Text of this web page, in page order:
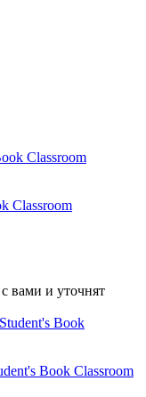
Classroom
вами и уточнят
Book Classroom